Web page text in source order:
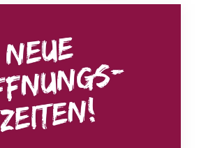
ab 1. August 2026